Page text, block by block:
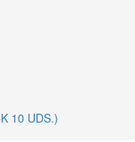
10 UDS.)